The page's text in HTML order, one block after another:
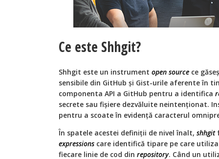
Ce este Shhgit?
Shhgit este un instrument open source ce
sensibile din GitHub și Gist-urile aferente în
componenta API a GitHub pentru a identifica
secrete sau fișiere dezvăluite neintenționat.
pentru a scoate în evidență caracterul
În spatele acestei definiții de nivel înalt, shhgit
expressions care identifică tipare pe care
fiecare linie de cod din repository. Când un